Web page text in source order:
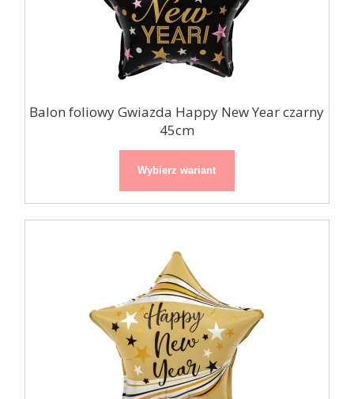
Balon foliowy Gwiazda Happy New Year czarny
45cm
Wybierz wariant